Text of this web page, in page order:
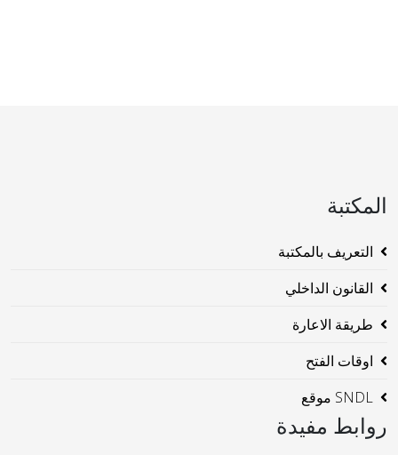
المكتبة
التعريف بالمكتبة
القانون الداخلي
طريقة الاعارة
اوقات الفتح
SNDL موقع
روابط مفيدة